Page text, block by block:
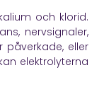
och klorid.
nervsignaler,
påverkade, eller
elektrolyterna